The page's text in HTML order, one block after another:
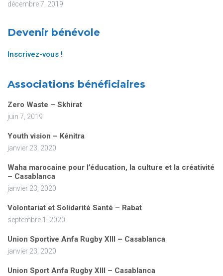
décembre 7, 2019
Devenir bénévole
Inscrivez-vous !
Associations bénéficiaires
Zero Waste – Skhirat
juin 7, 2019
Youth vision – Kénitra
janvier 23, 2020
Waha marocaine pour l’éducation, la culture et la créativité
– Casablanca
janvier 23, 2020
Volontariat et Solidarité Santé – Rabat
septembre 1, 2020
Union Sportive Anfa Rugby XIII – Casablanca
janvier 23, 2020
Union Sport Anfa Rugby XIII – Casablanca